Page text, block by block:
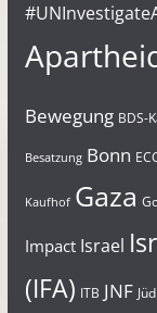
Bewegung BDS-
Besatzung Bonn
Kaufhof Gaza
Impact Israel
(IFA) ITB JNF